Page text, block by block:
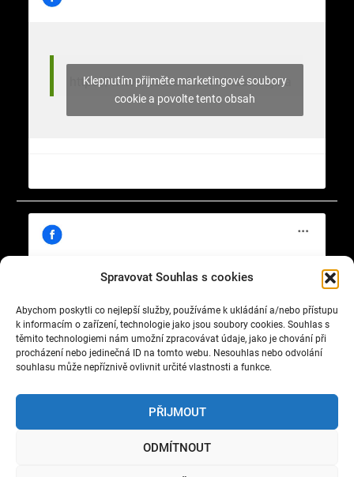
Spravovat Souhlas s cookies
Abychom poskytli co nejlepší služby, používáme k ukládání a/nebo přístupu
k informacím o zařízení, technologie jako jsou soubory cookies. Souhlas s
těmito technologiemi nám umožní zpracovávat údaje, jako je chování při
procházení nebo jedinečná ID na tomto webu. Nesouhlas nebo odvolání
souhlasu může nepříznivě ovlivnit určité vlastnosti a funkce.
PŘIJMOUT
ODMÍTNOUT
https://www.facebook.com/nasekrajina
Klepnutím přijměte marketingové soubory
cookie a povolte tento obsah
https://www.facebook.com/cisty.vzduch.v.Celakovicich
Klepnutím přijměte marketingové soubory
cookie a povolte tento obsah
Copyright © 2022 Okrašlovací spolek čelákovický. All